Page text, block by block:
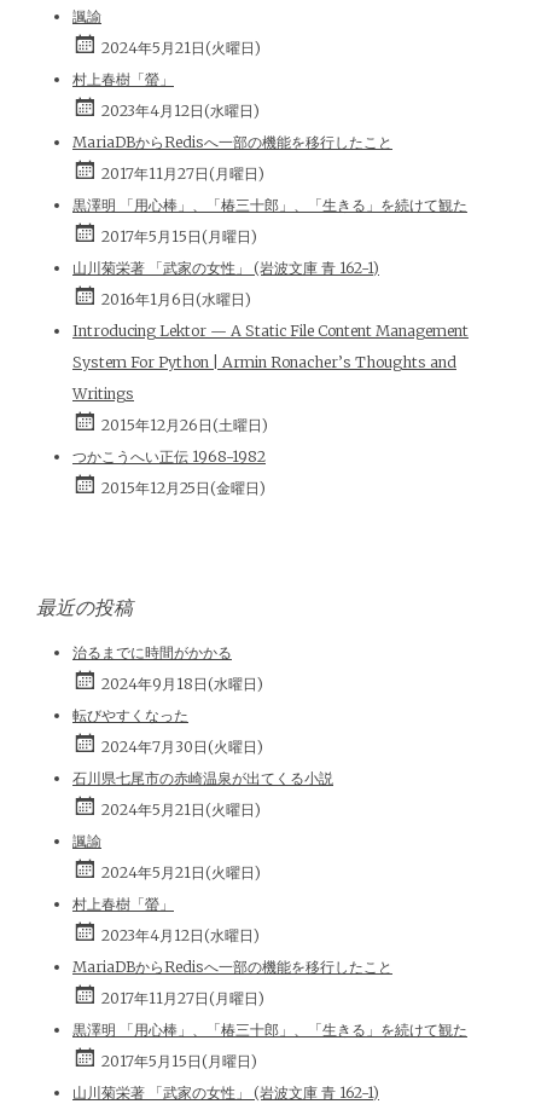
諷諭
2024年5月21日(火曜日)
村上春樹「螢」
2023年4月12日(水曜日)
MariaDBからRedisへ一部の機能を移行したこと
2017年11月27日(月曜日)
黒澤明 「用心棒」、「椿三十郎」、「生きる」を続けて観た
2017年5月15日(月曜日)
山川菊栄著 「武家の女性」 (岩波文庫 青 162-1)
2016年1月6日(水曜日)
Introducing Lektor — A Static File Content Management
System For Python | Armin Ronacher’s Thoughts and
Writings
2015年12月26日(土曜日)
つかこうへい正伝 1968-1982
2015年12月25日(金曜日)
最近の投稿
治るまでに時間がかかる
2024年9月18日(水曜日)
転びやすくなった
2024年7月30日(火曜日)
石川県七尾市の赤崎温泉が出てくる小説
2024年5月21日(火曜日)
諷諭
2024年5月21日(火曜日)
村上春樹「螢」
2023年4月12日(水曜日)
MariaDBからRedisへ一部の機能を移行したこと
2017年11月27日(月曜日)
黒澤明 「用心棒」、「椿三十郎」、「生きる」を続けて観た
2017年5月15日(月曜日)
山川菊栄著 「武家の女性」 (岩波文庫 青 162-1)